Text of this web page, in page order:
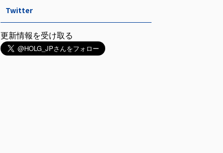
Twitter
更新情報を受け取る